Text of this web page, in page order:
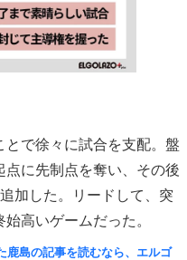
とで徐々に試合を支配。盤
に先制点を奪い、その後
加した。リードして、突
高いゲームだった。
鹿島の記事を読むなら、エルゴ